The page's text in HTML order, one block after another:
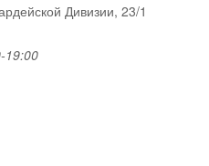
Дивизии, 23/1
19:00